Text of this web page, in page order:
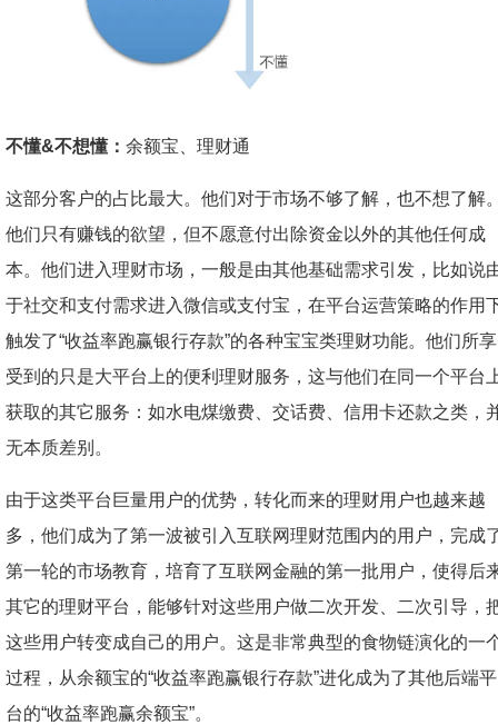
不懂&不想懂： 余额宝、理财通
这部分客户的占比最大。他们对于市场不够了解，也不想了解
他们只有赚钱的欲望，但不愿意付出除资金以外的其他任何成
本。他们进入理财市场，一般是由其他基础需求引发，比如说
于社交和支付需求进入微信或支付宝，在平台运营策略的作用
触发了“收益率跑赢银行存款”的各种宝宝类理财功能。他们所享
受到的只是大平台上的便利理财服务，这与他们在同一个平台
获取的其它服务：如水电煤缴费、交话费、信用卡还款之类，
无本质差别。
由于这类平台巨量用户的优势，转化而来的理财用户也越来越
多，他们成为了第一波被引入互联网理财范围内的用户，完成
第一轮的市场教育，培育了互联网金融的第一批用户，使得后
其它的理财平台，能够针对这些用户做二次开发、二次引导，
这些用户转变成自己的用户。这是非常典型的食物链演化的一
过程，从余额宝的“收益率跑赢银行存款”进化成为了其他后端平
台的“收益率跑赢余额宝”。